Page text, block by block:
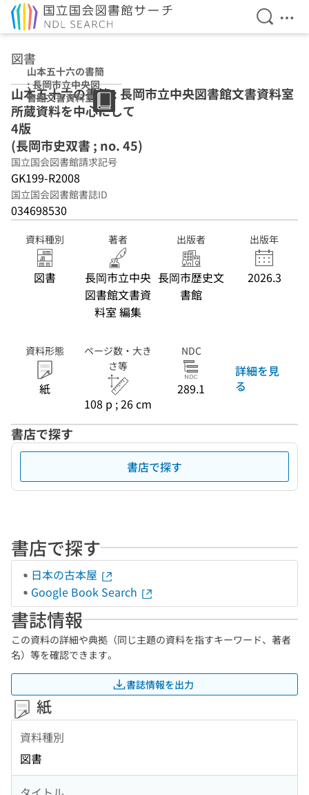
検索を
メ
図書
山本五十六の書簡
: 長岡市立中央図
書館文書資料室所
蔵資料を中心にし
て 4版 (長岡市史
双書 ; no. 45)
山本五十六の書簡 : 長岡市立中央図書館文書資料室
所蔵資料を中心にして
4版
(長岡市史双書 ; no. 45)
国立国会図書館請求記号
GK199-R2008
国立国会図書館書誌ID
034698530
資料種別
図書
著者
長岡市立中央
図書館文書資
料室 編集
出版者
長岡市歴史文
書館
出版年
2026.3
資料形態
紙
ページ数・大き
さ等
108 p ; 26 cm
NDC
289.1
詳細を見
る
書店で探す
書店で探す
書店で探す
日本の古本屋
Google Book Search
書誌情報
この資料の詳細や典拠（同じ主題の資料を指すキーワード、著者
名）等を確認できます。
書誌情報を出力
紙
資料種別
図書